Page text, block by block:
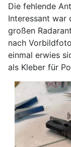
Die fehlende
Interessant war
großen
nach
einmal erwies
als Kleber für